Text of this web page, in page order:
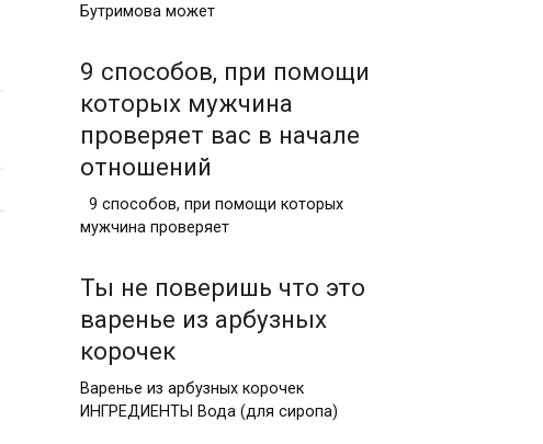
Бутримова может
9 способов, при помощи
которых мужчина
проверяет вас в начале
отношений
9 способов, при помощи которых
мужчина проверяет
Ты не поверишь что это
варенье из арбузных
корочек
Варенье из арбузных корочек
ИНГРЕДИЕНТЫ Вода (для сиропа)